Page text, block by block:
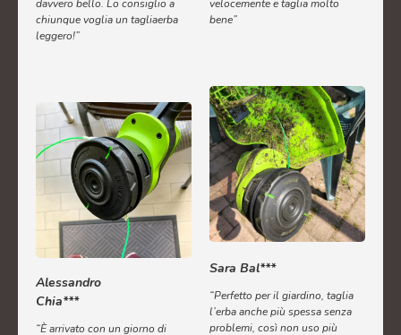
davvero bello. Lo consiglio a
chiunque voglia un tagliaerba
leggero!”
Alessandro
Chia***
“È arrivato con un giorno di
velocemente e taglia molto
bene”
Sara Bal***
“Perfetto per il giardino, taglia
l’erba anche più spessa senza
problemi, così non uso più